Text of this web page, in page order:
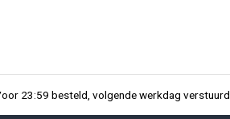
23:59 besteld, volgende werkdag verstuurd